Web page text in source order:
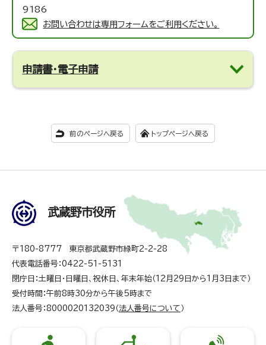
9186
お問い合わせは専用フォームをご利用ください。
申請書・電子申請
前のページへ戻る トップページへ戻る
武蔵野市役所
〒180-8777 東京都武蔵野市緑町2-2-28
代表電話番号：0422-51-5131
閉庁日：土曜日・日曜日、祝休日、年末年始（12月29日から1月3日まで）
受付時間：午前8時30分から午後5時まで
法人番号：8000020132039（ 法人番号について ）